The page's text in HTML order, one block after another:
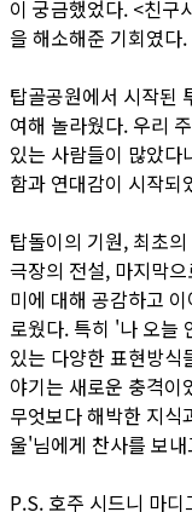
이 궁금했었다. <친구
을 해소해준 기회였다.
탑골공원에서 시작된
여해 놀라웠다. 우리
있는 사람들이 많았다
함과 연대감이 시작되
탑돌이의 기원, 최초
극장의 전설, 마지막
미에 대해 공감하고
로웠다. 특히 '나 오늘
있는 다양한 표현방식
야기는 새로운 충격이
무엇보다 해박한 지식
울'님에게 찬사를 보
P.S. 호주 시드니 마